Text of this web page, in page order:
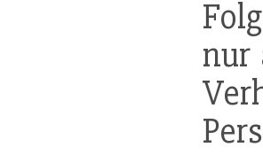
nur